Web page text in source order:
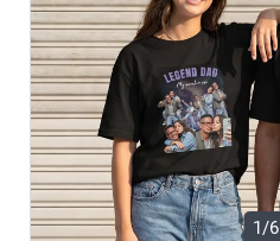
1/6